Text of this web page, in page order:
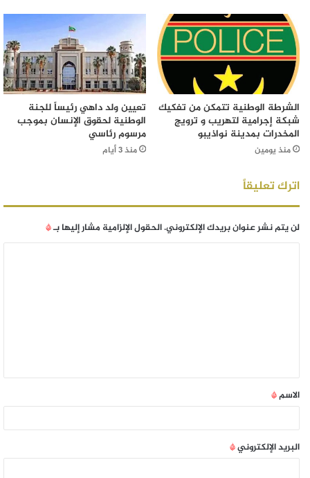
الشرطة الوطنية تتمكن من تفكيك
شبكة إجرامية لتهريب و ترويج
المخدرات بمدينة نواذيبو
منذ يومين
تعيين ولد داهي رئيساً للجنة
الوطنية لحقوق الإنسان بموجب
مرسوم رئاسي
منذ 3 أيام
اترك تعليقاً
لن يتم نشر عنوان بريدك الإلكتروني.الحقول الإلزامية مشار إليها بـ*
الاسم*
البريد الإلكتروني*